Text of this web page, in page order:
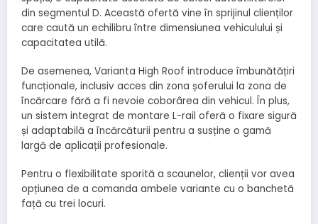
din segmentul D. Această ofertă vine în sprijinul clienților
care caută un echilibru între dimensiunea vehiculului și
capacitatea utilă.
De asemenea, Varianta High Roof introduce îmbunătățiri
funcționale, inclusiv acces din zona șoferului la zona de
încărcare fără a fi nevoie coborârea din vehicul. În plus,
un sistem integrat de montare L-rail oferă o fixare sigură
și adaptabilă a încărcăturii pentru a susține o gamă
largă de aplicații profesionale.
Pentru o flexibilitate sporită a scaunelor, clienții vor avea
opțiunea de a comanda ambele variante cu o banchetă
față cu trei locuri.